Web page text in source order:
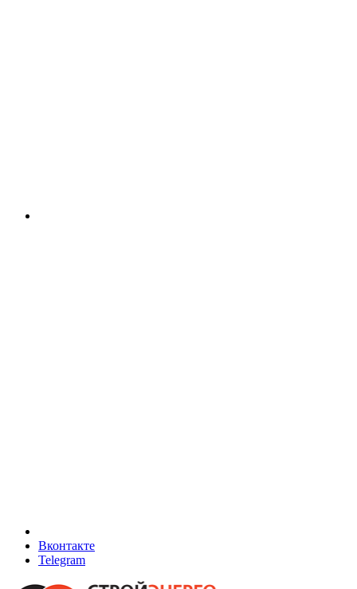
Вконтакте
Telegram